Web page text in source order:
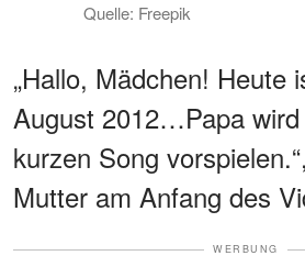
Quelle: Freepik
„Hallo, Mädchen! Heute
August 2012…Papa wird
kurzen Song
Mutter am Anfang des
WERBUNG